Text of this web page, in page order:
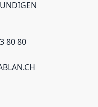
80 80